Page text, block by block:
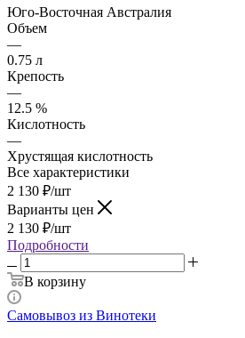
Юго-Восточная Австралия
Объем
—
0.75 л
Крепость
—
12.5 %
Кислотность
—
Хрустящая кислотность
Все характеристики
2 130 ₽/шт
Варианты цен
2 130 ₽/шт
Подробности
В корзину
Самовывоз из Винотеки